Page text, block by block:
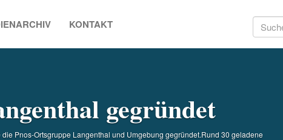
KONTAKT Suchen
gegründet
Pnos-Ortsgruppe Langenthal und Umgebung gegründet.Rund 30 geladene